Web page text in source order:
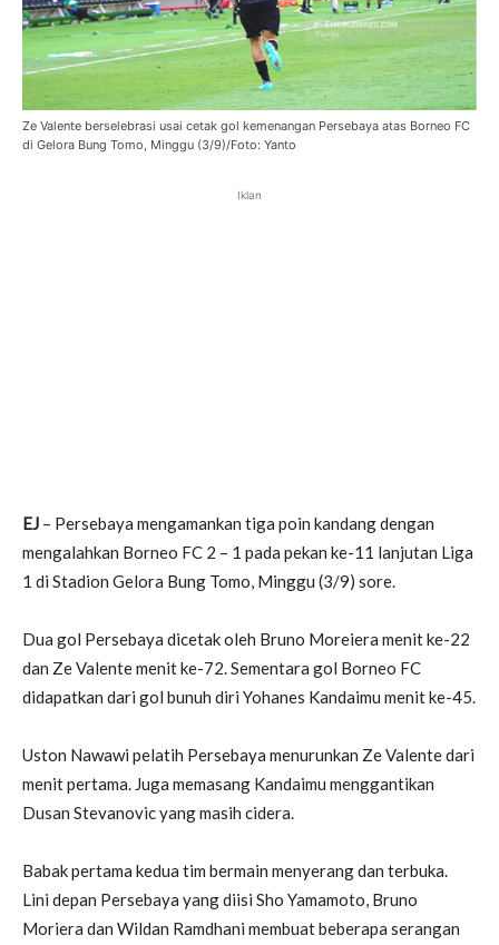
Ze Valente berselebrasi usai cetak gol kemenangan Persebaya atas Borneo FC
di Gelora Bung Tomo, Minggu (3/9)/Foto: Yanto
Iklan
EJ – Persebaya mengamankan tiga poin kandang dengan
mengalahkan Borneo FC 2 – 1 pada pekan ke-11 lanjutan Liga
1 di Stadion Gelora Bung Tomo, Minggu (3/9) sore.
Dua gol Persebaya dicetak oleh Bruno Moreiera menit ke-22
dan Ze Valente menit ke-72. Sementara gol Borneo FC
didapatkan dari gol bunuh diri Yohanes Kandaimu menit ke-45.
Uston Nawawi pelatih Persebaya menurunkan Ze Valente dari
menit pertama. Juga memasang Kandaimu menggantikan
Dusan Stevanovic yang masih cidera.
Babak pertama kedua tim bermain menyerang dan terbuka.
Lini depan Persebaya yang diisi Sho Yamamoto, Bruno
Moriera dan Wildan Ramdhani membuat beberapa serangan